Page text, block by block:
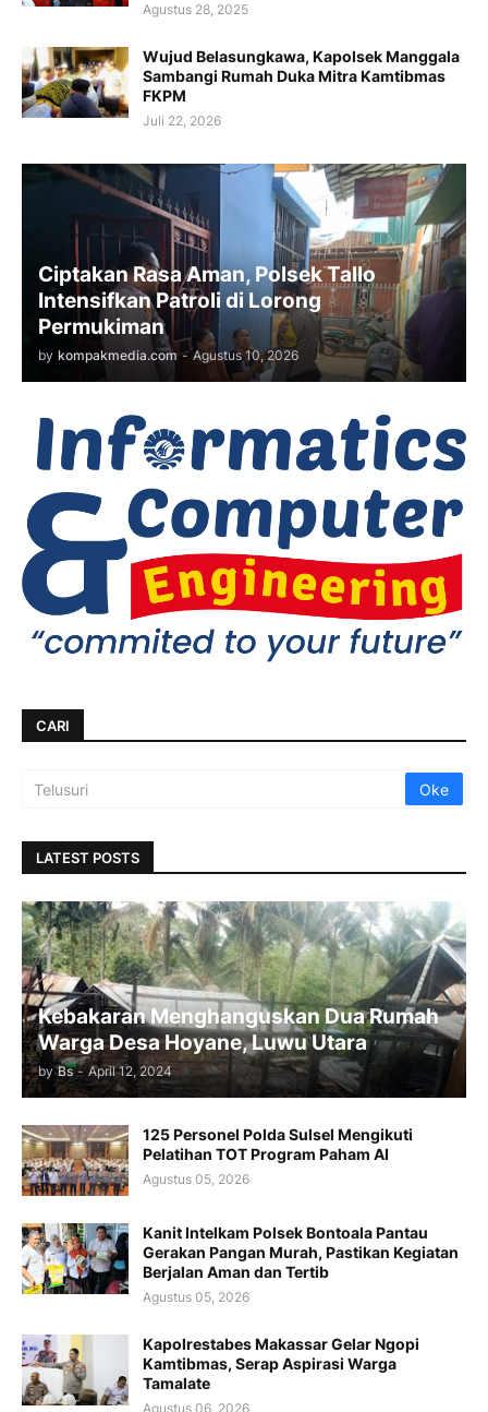
Agustus 28, 2025
Wujud Belasungkawa, Kapolsek Manggala
Sambangi Rumah Duka Mitra Kamtibmas
FKPM
Juli 22, 2026
Ciptakan Rasa Aman, Polsek Tallo
Intensifkan Patroli di Lorong
Permukiman
by kompakmedia.com - Agustus 10, 2026
CARI
LATEST POSTS
Kebakaran Menghanguskan Dua Rumah
Warga Desa Hoyane, Luwu Utara
by Bs - April 12, 2024
125 Personel Polda Sulsel Mengikuti
Pelatihan TOT Program Paham AI
Agustus 05, 2026
Kanit Intelkam Polsek Bontoala Pantau
Gerakan Pangan Murah, Pastikan Kegiatan
Berjalan Aman dan Tertib
Agustus 05, 2026
Kapolrestabes Makassar Gelar Ngopi
Kamtibmas, Serap Aspirasi Warga
Tamalate
Agustus 06, 2026